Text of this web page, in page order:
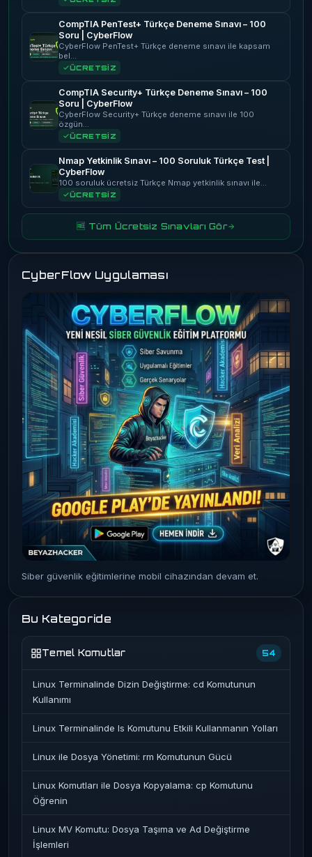
CompTIA PenTest+ Türkçe Deneme Sınavı – 100
Soru | CyberFlow
CyberFlow PenTest+ Türkçe deneme sınavı ile kapsam
bel…
ÜCRETSİZ
CompTIA Security+ Türkçe Deneme Sınavı – 100
Soru | CyberFlow
CyberFlow Security+ Türkçe deneme sınavı ile 100
özgün…
ÜCRETSİZ
Nmap Yetkinlik Sınavı – 100 Soruluk Türkçe Test |
CyberFlow
100 soruluk ücretsiz Türkçe Nmap yetkinlik sınavı ile…
ÜCRETSİZ
🆓 Tüm Ücretsiz Sınavları Gör
CyberFlow Uygulaması
Siber güvenlik eğitimlerine mobil cihazından devam et.
Bu Kategoride
Temel Komutlar 54
Linux Terminalinde Dizin Değiştirme: cd Komutunun
Kullanımı
Linux Terminalinde ls Komutunu Etkili Kullanmanın Yolları
Linux ile Dosya Yönetimi: rm Komutunun Gücü
Linux Komutları ile Dosya Kopyalama: cp Komutunu
Öğrenin
Linux MV Komutu: Dosya Taşıma ve Ad Değiştirme
İşlemleri